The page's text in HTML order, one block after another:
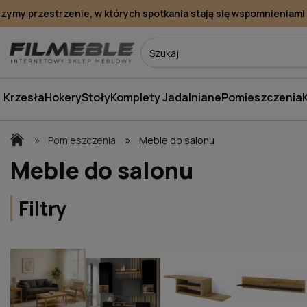
przestrzenie, w których spotkania stają się wspomnieniami
KrzesłaHokeryStołyKomplety JadalnianePomieszczenia
» Pomieszczenia » Meble do salonu
Meble do salonu
Filtry